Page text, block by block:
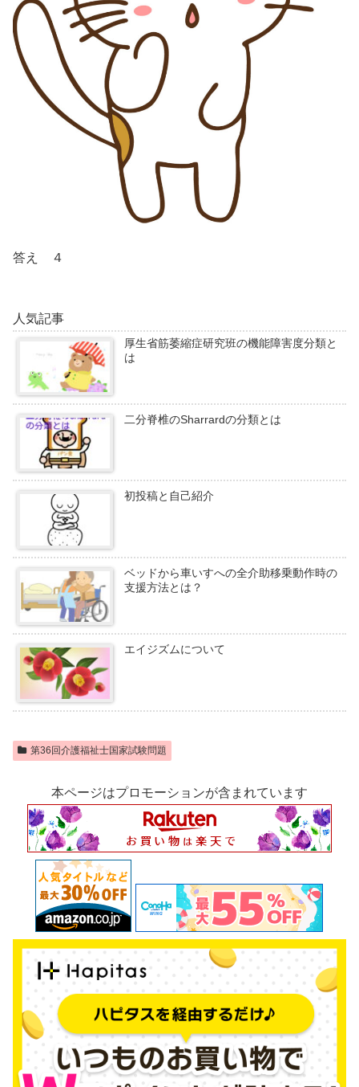
答え ４
人気記事
厚生省筋萎縮症研究班の機能障害度分類と
は
二分脊椎のSharrardの分類とは
初投稿と自己紹介
ベッドから車いすへの全介助移乗動作時の
支援方法とは？
エイジズムについて
第36回介護福祉士国家試験問題
本ページはプロモーションが含まれています